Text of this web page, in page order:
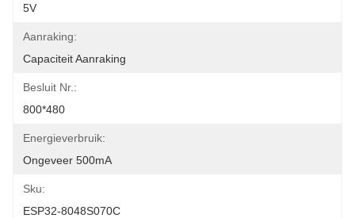
5V
Aanraking:
Capaciteit Aanraking
Besluit Nr.:
800*480
Energieverbruik:
Ongeveer 500mA
Sku:
ESP32-8048S070C